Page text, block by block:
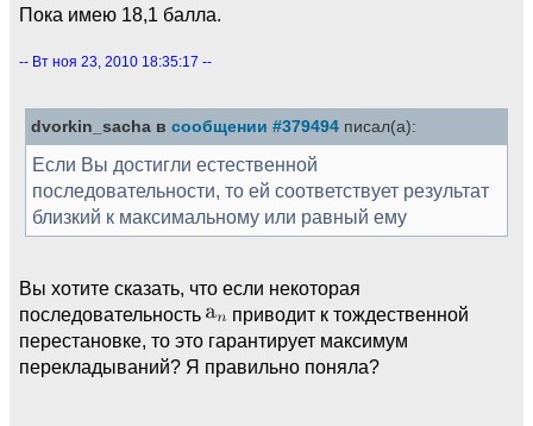
Пока имею 18,1 балла.
-- Вт ноя 23, 2010 18:35:17 --
dvorkin_sacha в сообщении #379494 писал(а):
Если Вы достигли естественной
последовательности, то ей соответствует результат
близкий к максимальному или равный ему
Вы хотите сказать, что если некоторая
последовательность
приводит к тождественной
перестановке, то это гарантирует максимум
перекладываний? Я правильно поняла?